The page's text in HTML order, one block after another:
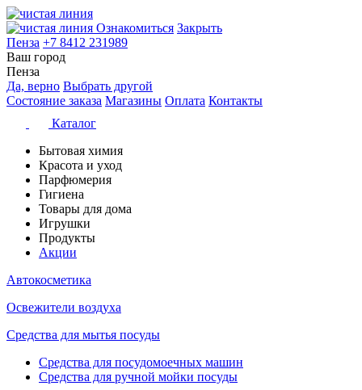
Ознакомиться Закрыть
Пенза +7 8412 231989
Ваш город
Пенза
Да, верно Выбрать другой
Состояние заказа Магазины Оплата Контакты
Каталог
Бытовая химия
Красота и уход
Парфюмерия
Гигиена
Товары для дома
Игрушки
Продукты
Акции
Автокосметика
Освежители воздуха
Средства для мытья посуды
Средства для посудомоечных машин
Средства для ручной мойки посуды